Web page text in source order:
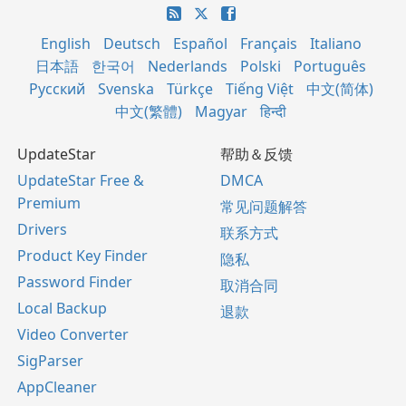
English Deutsch Español Français
Italiano
日本語
한국어 Nederlands Polski
Português
Русский
Svenska Türkçe Tiếng Việt
中文(简体)
中文(繁體)
Magyar हिन्दी
UpdateStar
UpdateStar Free &
Premium
Drivers
Product Key Finder
Password Finder
Local Backup
Video Converter
SigParser
AppCleaner
帮助＆反馈
DMCA
常见问题解答
联系方式
隐私
取消合同
退款